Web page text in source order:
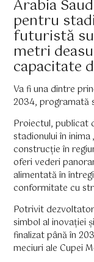
Arabia
pentru
futuristă
metri
capacitate
Va fi una dintre
2034, programată
Proiectul, publicat
stadionului în inima
construcție în
oferi vederi
alimentată în
conformitate cu
Potrivit
simbol al inovației
finalizat până în
meciuri ale Cupei